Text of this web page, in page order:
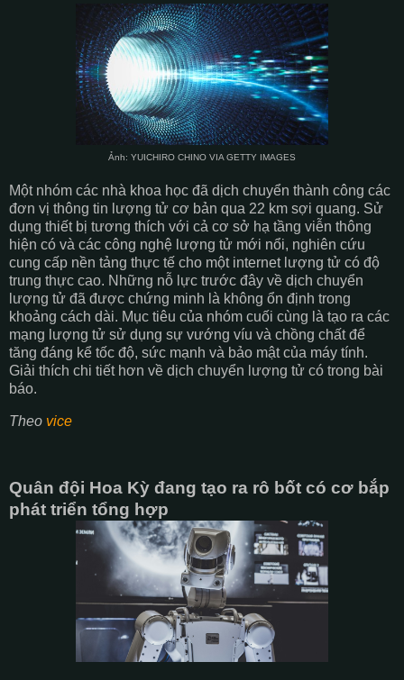
Ảnh: YUICHIRO CHINO VIA GETTY IMAGES
Một nhóm các nhà khoa học đã dịch chuyển thành công các
đơn vị thông tin lượng tử cơ bản qua 22 km sợi quang. Sử
dụng thiết bị tương thích với cả cơ sở hạ tầng viễn thông
hiện có và các công nghệ lượng tử mới nổi, nghiên cứu
cung cấp nền tảng thực tế cho một internet lượng tử có độ
trung thực cao. Những nỗ lực trước đây về dịch chuyển
lượng tử đã được chứng minh là không ổn định trong
khoảng cách dài. Mục tiêu của nhóm cuối cùng là tạo ra các
mạng lượng tử sử dụng sự vướng víu và chồng chất để
tăng đáng kể tốc độ, sức mạnh và bảo mật của máy tính.
Giải thích chi tiết hơn về dịch chuyển lượng tử có trong bài
báo.
Theo vice
Quân đội Hoa Kỳ đang tạo ra rô bốt có cơ bắp
phát triển tổng hợp